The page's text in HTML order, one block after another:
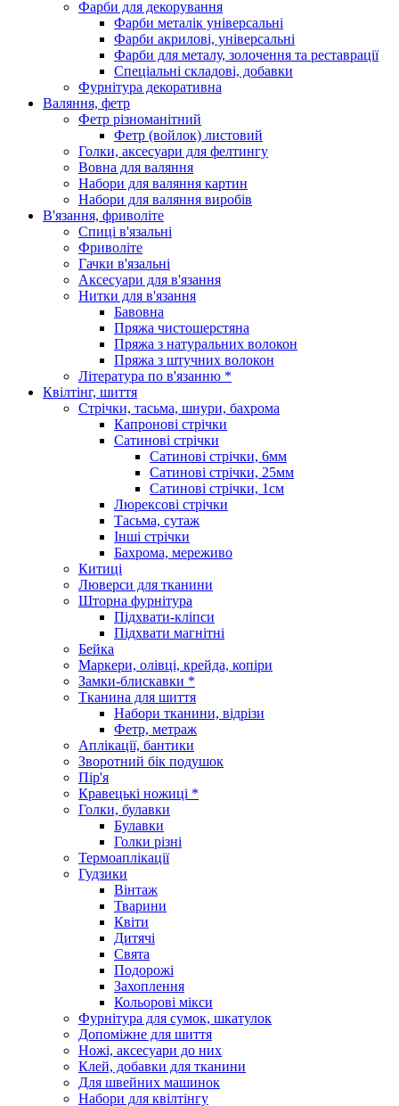
Фарби для декорування
Фарби металік універсальні
Фарби акрилові, універсальні
Фарби для металу, золочення та реставрації
Спеціальні складові, добавки
Фурнітура декоративна
Валяння, фетр
Фетр різноманітний
Фетр (войлок) листовий
Голки, аксесуари для фелтингу
Вовна для валяння
Набори для валяння картин
Набори для валяння виробів
В'язання, фриволіте
Спиці в'язальні
Фриволіте
Гачки в'язальні
Аксесуари для в'язання
Нитки для в'язання
Бавовна
Пряжа чистошерстяна
Пряжа з натуральних волокон
Пряжа з штучних волокон
Література по в'язанню *
Квілтінг, шиття
Стрічки, тасьма, шнури, бахрома
Капронові стрічки
Сатинові стрічки
Сатинові стрічки, 6мм
Сатинові стрічки, 25мм
Сатинові стрічки, 1см
Люрексові стрічки
Тасьма, сутаж
Інші стрічки
Бахрома, мереживо
Китиці
Люверси для тканини
Шторна фурнітура
Підхвати-кліпси
Підхвати магнітні
Бейка
Маркери, олівці, крейда, копіри
Замки-блискавки *
Тканина для шиття
Набори тканини, відрізи
Фетр, метраж
Аплікації, бантики
Зворотний бік подушок
Пір'я
Кравецькі ножиці *
Голки, булавки
Булавки
Голки різні
Термоаплікації
Гудзики
Вінтаж
Тварини
Квіти
Дитячі
Свята
Подорожі
Захоплення
Кольорові мікси
Фурнітура для сумок, шкатулок
Допоміжне для шиття
Ножі, аксесуари до них
Клей, добавки для тканини
Для швейних машинок
Набори для квілтінгу